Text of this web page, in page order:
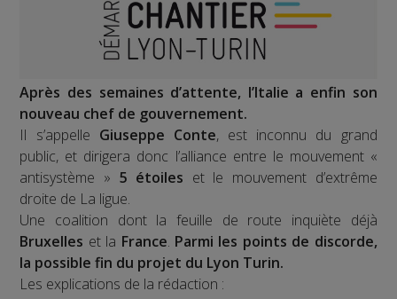
Après des semaines d’attente, l’Italie a enfin son
nouveau chef de gouvernement.
Il s’appelle Giuseppe Conte, est inconnu du grand
public, et dirigera donc l’alliance entre le mouvement «
antisystème » 5 étoiles et le mouvement d’extrême
droite de La ligue.
Une coalition dont la feuille de route inquiète déjà
Bruxelles et la France. Parmi les points de discorde,
la possible fin du projet du Lyon Turin.
Les explications de la rédaction :